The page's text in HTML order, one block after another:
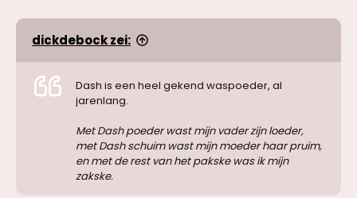
dickdebock zei:
Dash is een heel gekend waspoeder, al
jarenlang.
Met Dash poeder wast mijn vader zijn loeder,
met Dash schuim wast mijn moeder haar pruim,
en met de rest van het pakske was ik mijn
zakske.